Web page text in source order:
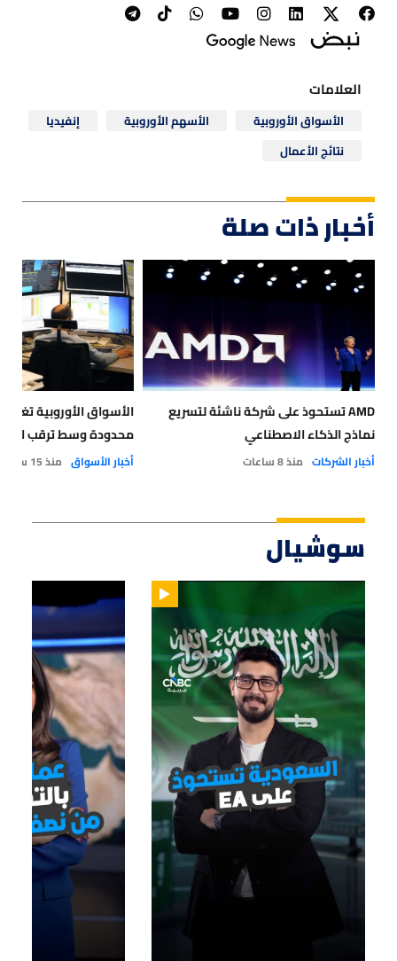
العلامات
الأسواق الأوروبية الأسهم الأوروبية
إنفيديا
نتائج الأعمال
أخبار ذات صلة
AMD تستحوذ على شركة ناشئة لتسريع
نماذج الذكاء الاصطناعي
أخبار الشركات منذ 8 ساعات
الأسواق الأوروبية
محدودة وسط ترقب اتفاق
أخبار الأسواق منذ 15 ساعة
سوشيال
01:12